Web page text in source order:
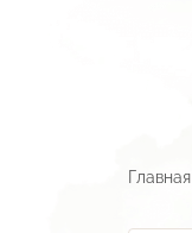
Главная